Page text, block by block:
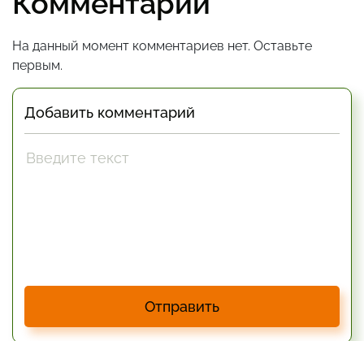
На данный момент комментариев нет. Оставьте
первым.
Добавить комментарий
Отправить